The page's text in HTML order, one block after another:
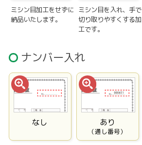
ミシン目加工をせずに
納品いたします。
ミシン目を入れ、手で
切り取りやすくする加
工です。
ナンバー入れ
なし あり
（通し番号）